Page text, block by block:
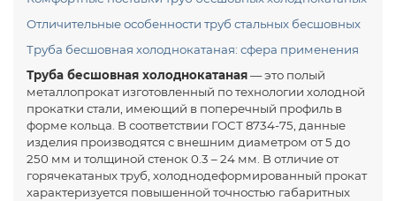
Отличительные особенности труб стальных бесшовных
Труба бесшовная холоднокатаная: сфера применения
Труба бесшовная холоднокатаная— это полый
металлопрокат изготовленный по технологии холодной
прокатки стали, имеющий в поперечный профиль в
форме кольца. В соответствии ГОСТ 8734-75, данные
изделия производятся с внешним диаметром от 5 до
250 мм и толщиной стенок 0.3 – 24 мм. В отличие от
горячекатаных труб, холоднодеформированный прокат
характеризуется повышенной точностью габаритных